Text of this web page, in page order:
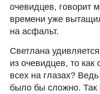
очевидцев, говорит
времени уже
на асфальт.
Светлана
из очевидцев, то
всех на глазах?
было бы сложно.